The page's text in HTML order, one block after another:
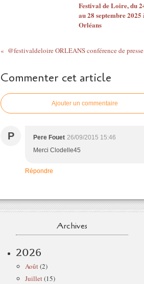
Festival de Loire, du
au 28 septembre 2025
Orléans
@festivaldeloire ORLEANS​ conférence de
Commenter cet article
Ajouter un commentaire
P Pere Fouet 26/09/2015 15:46
Merci Clodelle45
Répondre
Archives
2026
Août(2)
Juillet(15)